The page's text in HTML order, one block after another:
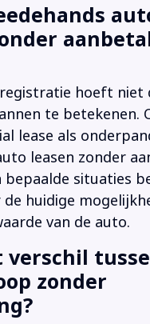
registratie hoeft niet
te betekenen.
lease als
leasen zonder
situaties
huidige
van de auto.
verschil
zonder